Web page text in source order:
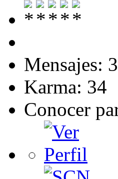
Mensajes:
Karma: 34
Conocer